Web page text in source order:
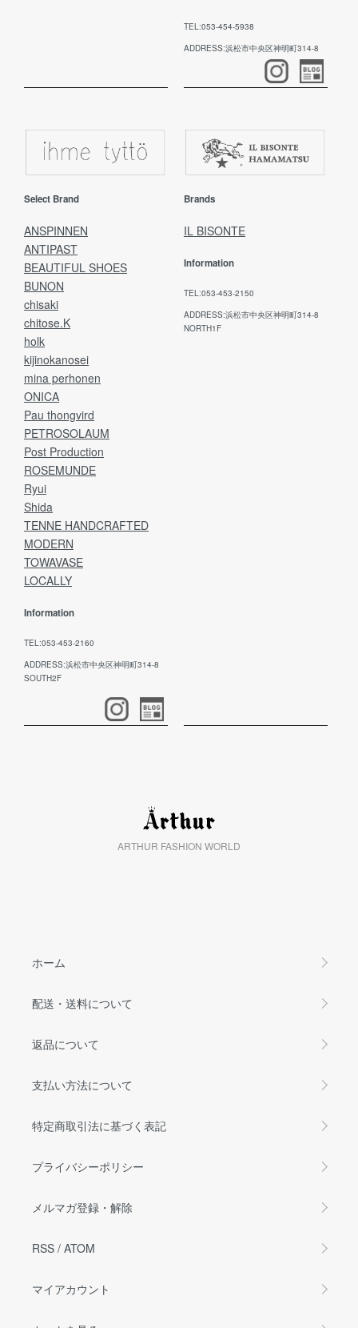
TEL:053-454-5938
ADDRESS:浜松市中央区神明町314-8
Select Brand
ANSPINNEN
ANTIPAST
BEAUTIFUL SHOES
BUNON
chisaki
chitose.K
holk
kijinokanosei
mina perhonen
ONICA
Pau thongvird
PETROSOLAUM
Post Production
ROSEMUNDE
Ryui
Shida
TENNE HANDCRAFTED
MODERN
TOWAVASE
LOCALLY
Information
TEL:053-453-2160
ADDRESS:浜松市中央区神明町314-8
SOUTH2F
Brands
IL BISONTE
Information
TEL:053-453-2150
ADDRESS:浜松市中央区神明町314-8
NORTH1F
ARTHUR FASHION WORLD
ホーム
配送・送料について
返品について
支払い方法について
特定商取引法に基づく表記
プライバシーポリシー
メルマガ登録・解除
RSS / ATOM
マイアカウント